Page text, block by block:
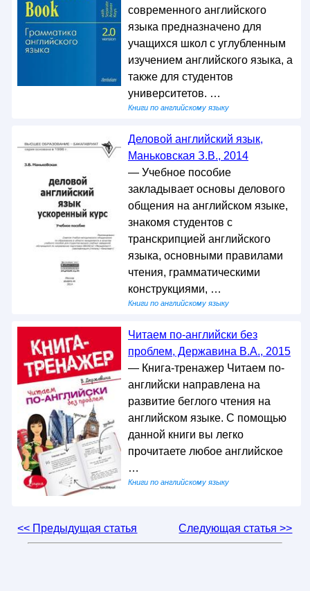
современного английского
языка предназначено для
учащихся школ с углубленным
изучением английского языка, а
также для студентов
университетов. …
Книги по английскому языку
Деловой английский язык,
Маньковская З.В., 2014
— Учебное пособие
закладывает основы делового
общения на английском языке,
знакомя студентов с
транскрипцией английского
языка, основными правилами
чтения, грамматическими
конструкциями, …
Книги по английскому языку
Читаем по-английски без
проблем, Державина В.А., 2015
— Книга-тренажер Читаем по-
английски направлена на
развитие беглого чтения на
английском языке. С помощью
данной книги вы легко
прочитаете любое английское
…
Книги по английскому языку
<< Предыдущая статья Следующая статья >>